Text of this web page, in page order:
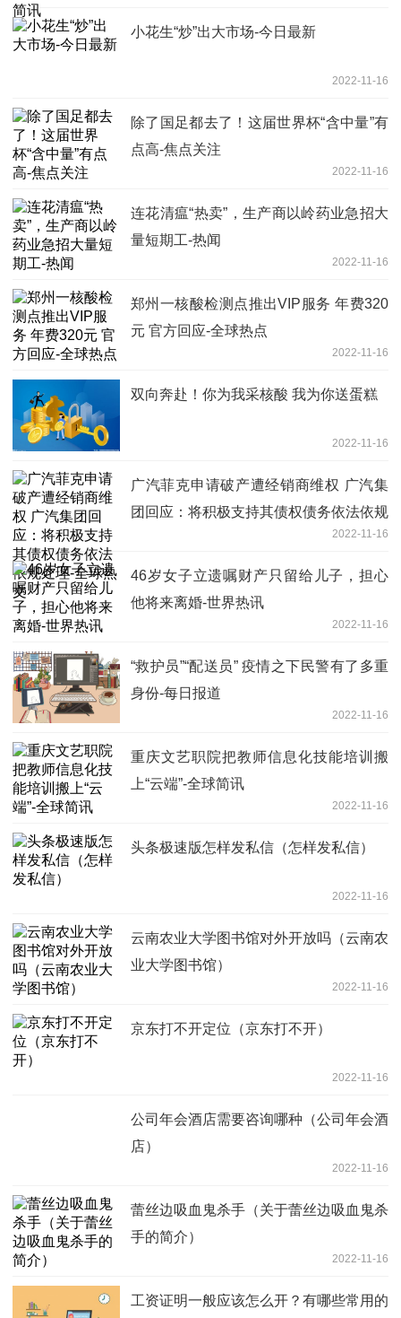
小花生“炒”出大市场-今日最新
2022-11-16
除了国足都去了！这届世界杯“含中量”有
点高-焦点关注
2022-11-16
连花清瘟“热卖”，生产商以岭药业急招大
量短期工-热闻
2022-11-16
郑州一核酸检测点推出VIP服务 年费320
元 官方回应-全球热点
2022-11-16
双向奔赴！你为我采核酸 我为你送蛋糕
2022-11-16
广汽菲克申请破产遭经销商维权 广汽集
团回应：将积极支持其债权债务依法依规
2022-11-16
46岁女子立遗嘱财产只留给儿子，担心
他将来离婚-世界热讯
2022-11-16
“救护员”“配送员” 疫情之下民警有了多重
身份-每日报道
2022-11-16
重庆文艺职院把教师信息化技能培训搬
上“云端”-全球简讯
2022-11-16
头条极速版怎样发私信（怎样发私信）
2022-11-16
云南农业大学图书馆对外开放吗（云南农
业大学图书馆）
2022-11-16
京东打不开定位（京东打不开）
2022-11-16
公司年会酒店需要咨询哪种（公司年会酒
店）
2022-11-16
蕾丝边吸血鬼杀手（关于蕾丝边吸血鬼杀
手的简介）
2022-11-16
工资证明一般应该怎么开？有哪些常用的